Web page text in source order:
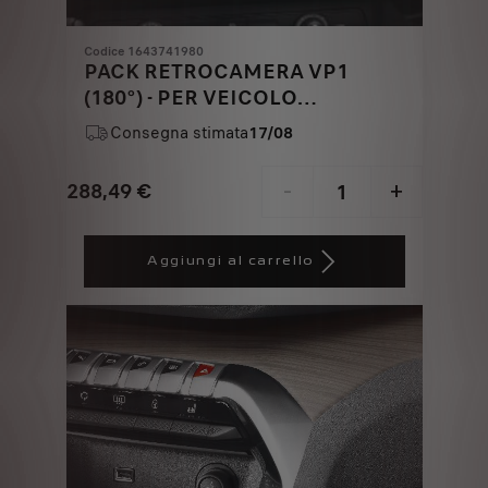
Codice 1643741980
PACK RETROCAMERA VP1
(180°) - PER VEICOLO
EQUIPAGGIATO DI PORTE A
BATTENTE
Consegna stimata17/08
288,49 €
Price
€
- +
Quantity
1
Aggiungi al carrello